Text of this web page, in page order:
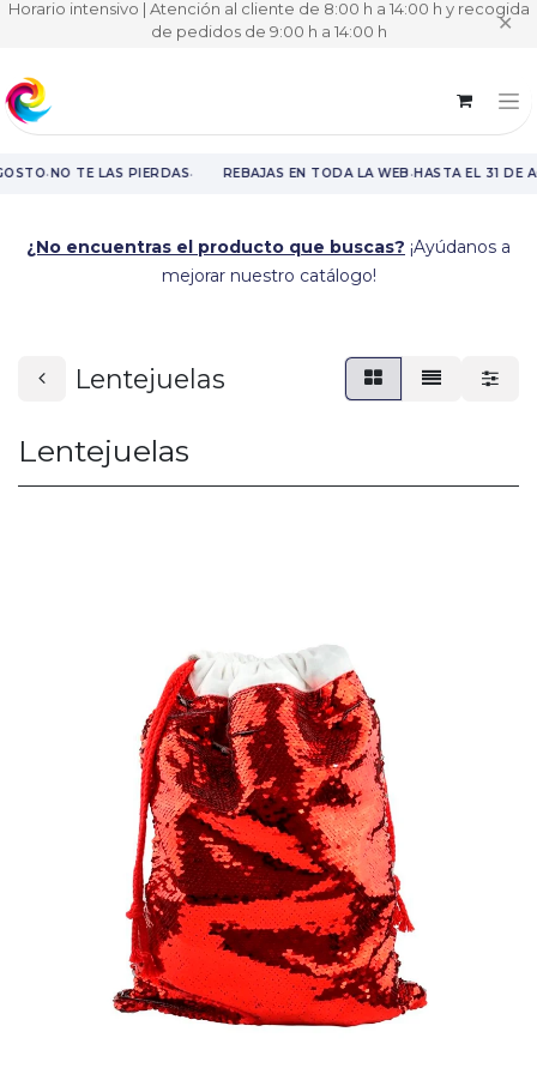
Horario intensivo | Atención al cliente de 8:00 h a 14:00 h y recogida
de pedidos de 9:00 h a 14:00 h ✕
·NO TE LAS PIERDAS· REBAJAS EN TODA LA WEB·HASTA EL 31 DE
¿No encuentras el producto que buscas? ¡Ayúdanos a
mejorar nuestro catálogo!
Lentejuelas
Lentejuelas